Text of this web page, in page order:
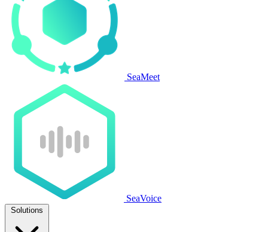
SeaMeet
SeaVoice
Solutions